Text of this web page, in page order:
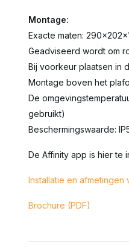
Montage:
Exacte maten:
Geadviseerd wordt om
Bij voorkeur plaatsen in
Montage boven het
De
gebruikt)
Beschermingswaarde:
De Affinity app is hier te
Installatie en afmetingen
Brochure (PDF)